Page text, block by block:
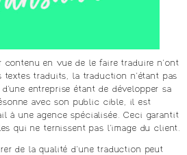
en vue de le faire traduire n’ont
textes traduits, la traduction n’étant pas
entreprise étant de développer sa
avec son public cible, il est
à une agence spécialisée. Ceci garantit
qui ne ternissent pas l’image du client.
de la qualité d’une traduction peut